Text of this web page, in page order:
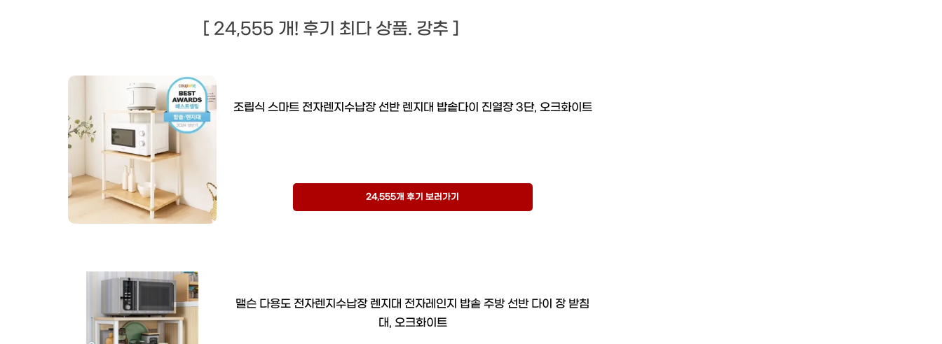
[ 24,555 개! 후기 최다 상품. 강추 ]
조립식 스마트 전자렌지수납장 선반 렌지대 밥솥다이 진열장 3단, 오크화이트
24,555개 후기 보러가기
맬슨 다용도 전자렌지수납장 렌지대 전자레인지 밥솥 주방 선반 다이 장 받침
대, 오크화이트